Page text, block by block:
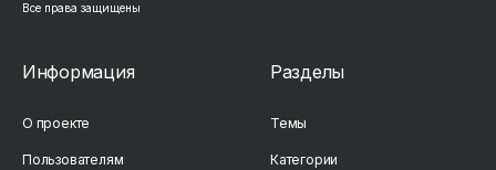
Все права защищены
Информация
О проекте
Пользователям
Разделы
Темы
Категории